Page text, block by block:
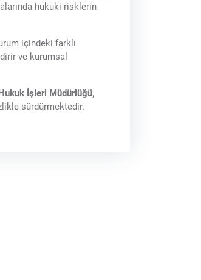
hukuki risklerin
içindeki farklı
ve kurumsal
İşleri Müdürlüğü,
sürdürmektedir.